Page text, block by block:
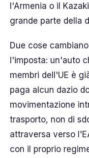
l'Armenia o il
grande parte della
Due cose
l'imposta: un'auto
membri dell'UE è
paga alcun dazio
movimentazione
trasporto, non di
attraversa verso
con il proprio